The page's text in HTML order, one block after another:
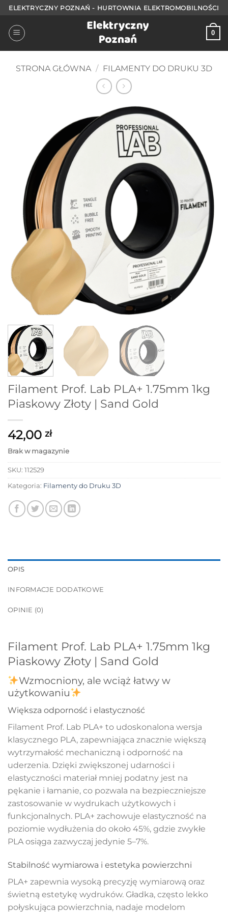
Przejdź
treści
ELEKTRYCZNY POZNAŃ - HURTOWNIA ELEKTROMOBILNOŚCI
0
STRONA GŁÓWNA / FILAMENTY DO DRUKU 3D
Filament Prof. Lab PLA+ 1.75mm 1kg
Piaskowy Złoty | Sand Gold
42,00 zł
Brak w magazynie
SKU: 112529
Kategoria: Filamenty do Druku 3D
OPIS
INFORMACJE DODATKOWE
OPINIE (0)
Filament Prof. Lab PLA+ 1.75mm 1kg
Piaskowy Złoty | Sand Gold
Wzmocniony, ale wciąż łatwy w
użytkowaniu
Większa odporność i elastyczność
Filament Prof. Lab PLA+ to udoskonalona wersja
klasycznego PLA, zapewniająca znacznie większą
wytrzymałość mechaniczną i odporność na
uderzenia. Dzięki zwiększonej udarności i
elastyczności materiał mniej podatny jest na
pękanie i łamanie, co pozwala na bezpieczniejsze
zastosowanie w wydrukach użytkowych i
funkcjonalnych. PLA+ zachowuje elastyczność na
poziomie wydłużenia do około 45%, gdzie zwykłe
PLA osiąga zazwyczaj jedynie 5–7%.
Stabilność wymiarowa i estetyka powierzchni
PLA+ zapewnia wysoką precyzję wymiarową oraz
świetną estetykę wydruków. Gładka, często lekko
połyskująca powierzchnia, nadaje modelom